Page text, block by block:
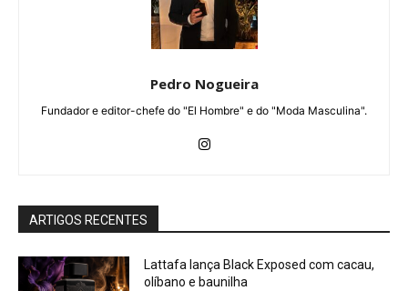
Pedro Nogueira
Fundador e editor-chefe do "El Hombre" e do "Moda Masculina".
ARTIGOS RECENTES
Lattafa lança Black Exposed com cacau,
olíbano e baunilha